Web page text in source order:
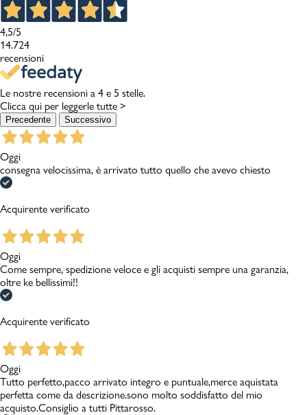
4,5/5
14.724
recensioni
Le nostre recensioni a 4 e 5 stelle.
Clicca qui per leggerle tutte >
Precedente Successivo
Oggi
consegna velocissima, è arrivato tutto quello che avevo chiesto
Acquirente verificato
Oggi
Come sempre, spedizione veloce e gli acquisti sempre una garanzia,
oltre ke bellissimi!!
Acquirente verificato
Oggi
Tutto perfetto,pacco arrivato integro e puntuale,merce aquistata
perfetta come da descrizione.sono molto soddisfatto del mio
acquisto.Consiglio a tutti Pittarosso.